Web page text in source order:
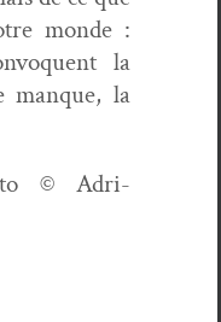
monde :
la
manque, la
© Adri­